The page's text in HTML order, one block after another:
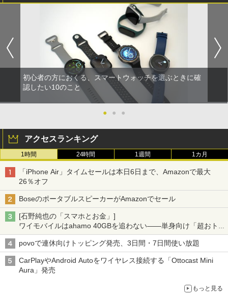
初心者の方におくる、スマートウォッチを選ぶときに確
認したい10のこと
● ● ●
アクセスランキング
1時間 24時間 1週間 1カ月
「iPhone Air」タイムセールは本日6日まで、Amazonで最大
26％オフ
BoseのポータブルスピーカーがAmazonでセール
[石野純也の「スマホとお金」]
ワイモバイルはahamo 40GBを追わない――単身向け「超おトク
割」の安さと1年限定の注意点
povoで連休向けトッピング発売、3日間・7日間使い放題
CarPlayやAndroid Autoをワイヤレス接続する「Ottocast Mini
Aura」発売
もっと見る